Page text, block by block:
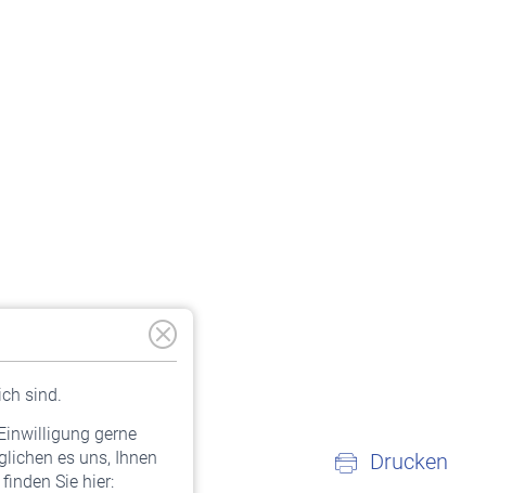
sind.
gerne
es uns, Ihnen
Sie hier:
Drucken